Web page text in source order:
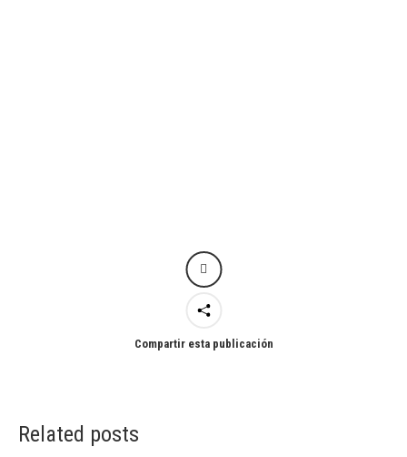
Compartir esta publicación
Related posts